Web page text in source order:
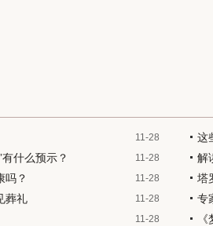
11-28 这
什么预示？ 11-28 解
吗？ 11-28 塔
葬礼 11-28 专
11-28